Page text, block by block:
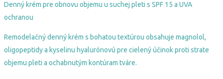
Denný krém pre obnovu objemu u suchej pleti s SPF 15 a UVA
ochranou
Remodelačný denný krém s bohatou textúrou obsahuje magnolol,
oligopeptidy a kyselinu hyalurónovú pre cielený účinok proti strate
objemu pleti a ochabnutým kontúram tváre.